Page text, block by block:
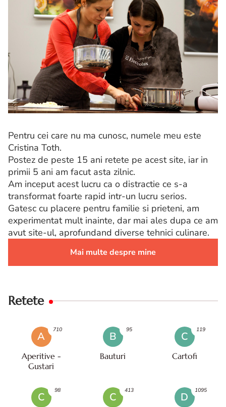
Pentru cei care nu ma cunosc, numele meu este
Cristina Toth.
Postez de peste 15 ani retete pe acest site, iar in
primii 5 ani am facut asta zilnic.
Am inceput acest lucru ca o distractie ce s-a
transformat foarte rapid intr-un lucru serios.
Gatesc cu placere pentru familie si prieteni, am
experimentat mult inainte, dar mai ales dupa ce am
avut site-ul, aprofundand diverse tehnici culinare.
Mai multe despre mine
Retete
A
Aperitive -
Gustari
710
B
Bauturi
95
C
Cartofi
119
C
98
C
413
D
1095